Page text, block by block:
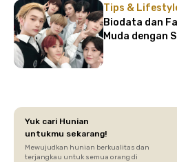
Tips &
Biodata dan
Muda dengan
Yuk cari Hunian
untukmu sekarang!
Mewujudkan hunian berkualitas dan
terjangkau untuk semua orang di